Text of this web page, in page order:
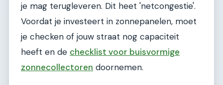
je mag terugleveren. Dit heet 'netcongestie'.
Voordat je investeert in zonnepanelen, moet
je checken of jouw straat nog capaciteit
heeft en de checklist voor buisvormige
zonnecollectoren doornemen.